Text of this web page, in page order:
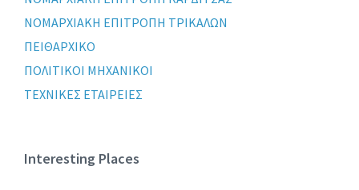
ΝΟΜΑΡΧΙΑΚΗ ΕΠΙΤΡΟΠΗ ΤΡΙΚΑΛΩΝ
ΠΕΙΘΑΡΧΙΚΟ
ΠΟΛΙΤΙΚΟΙ ΜΗΧΑΝΙΚΟΙ
ΤΕΧΝΙΚΕΣ ΕΤΑΙΡΕΙΕΣ
Interesting Places